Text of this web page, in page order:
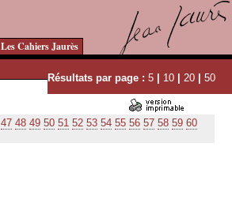
Les Cahiers Jaurès
Résultats par page : 5 | 10 | 20 | 50
47 48 49 50 51 52 53 54 55 56 57 58 59 60